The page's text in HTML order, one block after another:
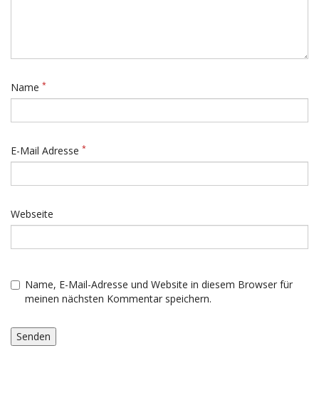
Name *
E-Mail Adresse *
Webseite
Name, E-Mail-Adresse und Website in diesem Browser für
meinen nächsten Kommentar speichern.